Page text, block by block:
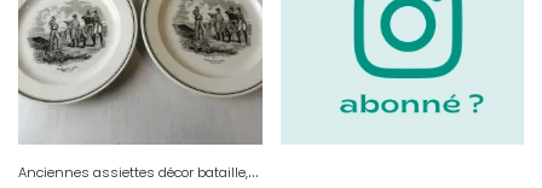
A
nciennes assiettes décor bataille, Bataille de Ligny, de Sarreguemines